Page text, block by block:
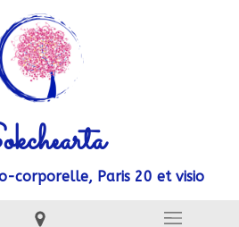
corporelle, Paris 20 et visio